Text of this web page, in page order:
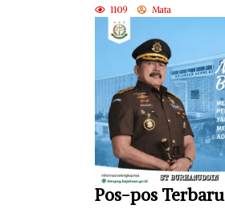
1109 Mata
Pos-pos Terbaru